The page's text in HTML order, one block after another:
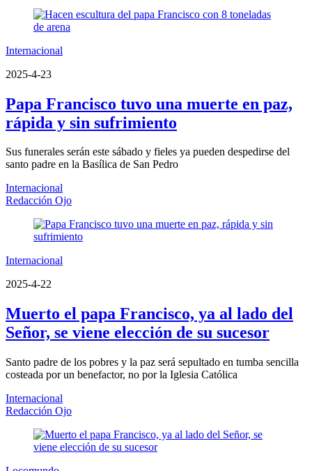
Internacional
2025-4-23
Papa Francisco tuvo una muerte en paz,
rápida y sin sufrimiento
Sus funerales serán este sábado y fieles ya pueden despedirse del
santo padre en la Basílica de San Pedro
Internacional
Redacción Ojo
Internacional
2025-4-22
Muerto el papa Francisco, ya al lado del
Señor, se viene elección de su sucesor
Santo padre de los pobres y la paz será sepultado en tumba sencilla
costeada por un benefactor, no por la Iglesia Católica
Internacional
Redacción Ojo